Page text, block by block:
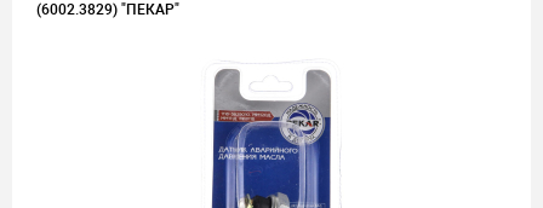
(6002.3829) "ПЕКАР"